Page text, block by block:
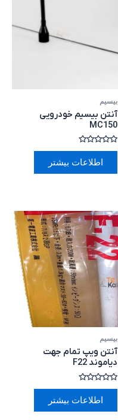
بیسیم
آنتن بیسیم خودرویی
MC150
امتیاز
اطلاعات بیشتر
بیسیم
آنتن ویپ تمام جهت
دیاموند F22
امتیاز
اطلاعات بیشتر